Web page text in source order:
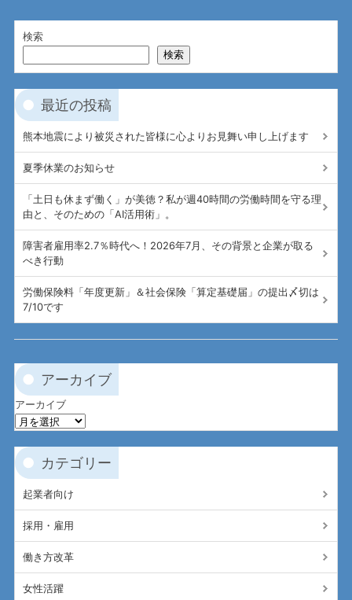
検索
検索
最近の投稿
熊本地震により被災された皆様に心よりお見舞い申し上げます
夏季休業のお知らせ
「土日も休まず働く」が美徳？私が週40時間の労働時間を守る理
由と、そのための「AI活用術」。
障害者雇用率2.7％時代へ！2026年7月、その背景と企業が取る
べき行動
労働保険料「年度更新」＆社会保険「算定基礎届」の提出〆切は
7/10です
アーカイブ
アーカイブ
カテゴリー
起業者向け
採用・雇用
働き方改革
女性活躍